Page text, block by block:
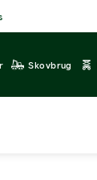
Skovbrug